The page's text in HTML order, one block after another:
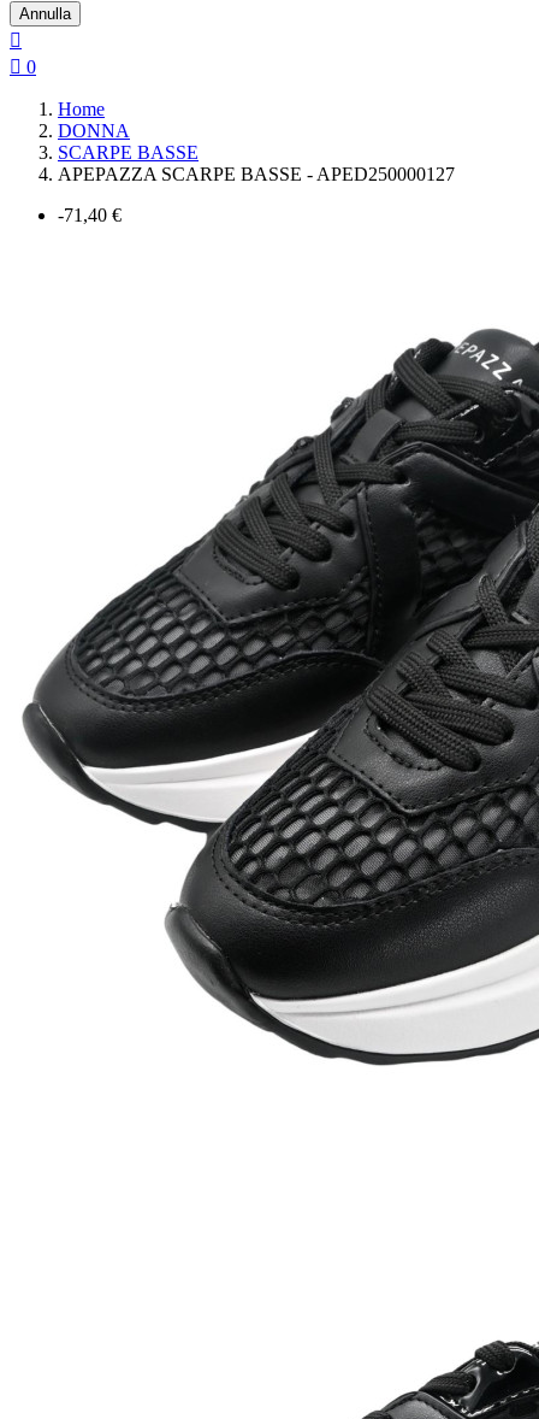
Annulla

 0
Home
DONNA
SCARPE BASSE
APEPAZZA SCARPE BASSE - APED250000127
-71,40 €